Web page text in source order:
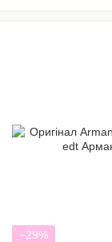
−29%